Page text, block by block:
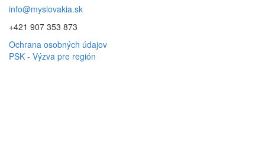
info@myslovakia.sk
+421 907 353 873
Ochrana osobných údajov
PSK - Výzva pre región